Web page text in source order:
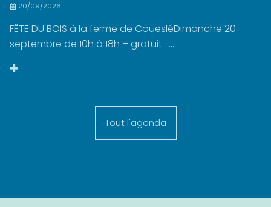
20/09/2026
FÊTE DU BOIS à la ferme de CouesléDimanche 20
septembre de 10h à 18h – gratuit ·...
+
Tout l'agenda